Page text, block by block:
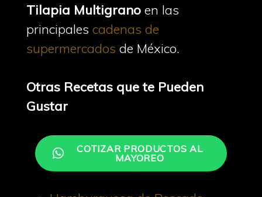
Tilapia Multigrano en las
principales cadenas de
supermercados de México.
Otras Recetas que te Pueden
Gustar
COTIZAR PRODUCTOS AL
MAYOREO